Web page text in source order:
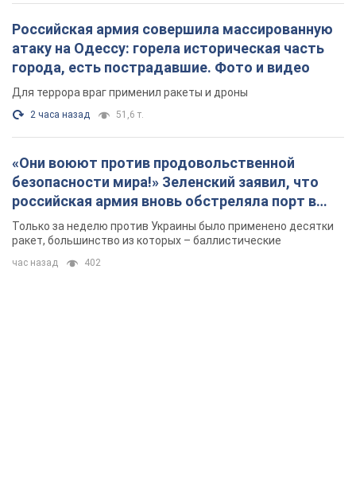
Российская армия совершила массированную
атаку на Одессу: горела историческая часть
города, есть пострадавшие. Фото и видео
Для террора враг применил ракеты и дроны
2 часа назад 51,6 т.
«Они воюют против продовольственной
безопасности мира!» Зеленский заявил, что
российская армия вновь обстреляла порт в
Одессе
Только за неделю против Украины было применено десятки
ракет, большинство из которых – баллистические
час назад 402